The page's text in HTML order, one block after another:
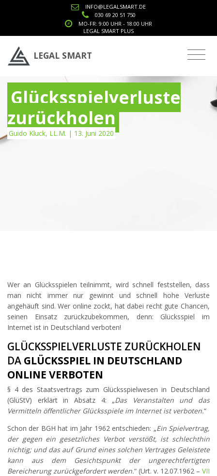
INFO@LEGALSMART.DE
030 69 20 51 750
MO-FR: 9:00 UHR - 18:00 UHR
LEGAL SMART PLUS
LEGAL SMART
Glücksspielverluste
zurückholen
Guido Kluck, LL.M. | 13. Juni 2020
Wer an Glücksspielen teilnimmt, wird schnell feststellen, dass
man nicht immer nur gewinnt und schnell hohe Verluste
angehäuft sind. Wer online zockt, hat dabei recht gute Chancen,
seinen Einsatz zurückzubekommen, denn: Glücksspiel im
Internet ist in Deutschland verboten!
GLÜCKSSPIELVERLUSTE ZURÜCKHOLEN
DA GLÜCKSSPIEL IN DEUTSCHLAND
ONLINE VERBOTEN
§ 4 des Staatsvertrags zum Glücksspielwesen in Deutschland
(GlüStV) erklärt in Absatz 4: „Das Veranstalten und das
Vermitteln öffentlicher Glücksspiele im Internet ist verboten.“
Schon der BGH hat im Jahr 1962 entschieden: „Ein Spielvertrag,
der gegen ein gesetzliches Verbot verstößt, ist schlechthin
nichtig; und das auf Grund eines solchen Vertrages Geleistete
kann aus dem Gesichtspunkt der ungerechtfertigten
Bereicherung zurückgefordert werden.“ (Urt. v. 12.07.1962 – VII